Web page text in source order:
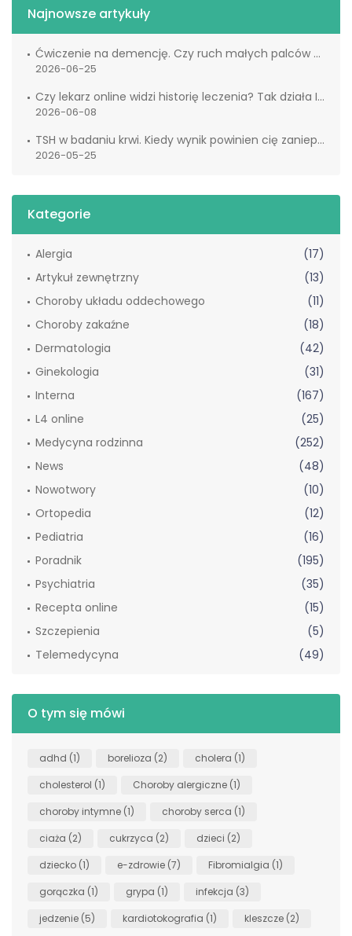
Najnowsze artykuły
Ćwiczenie na demencję. Czy ruch małych palców naprawdę wspiera mózg?
2026-06-25
Czy lekarz online widzi historię leczenia? Tak działa IKP
2026-06-08
TSH w badaniu krwi. Kiedy wynik powinien cię zaniepokoić?
2026-05-25
Kategorie
Alergia
(17)
Artykuł zewnętrzny
(13)
Choroby układu oddechowego
(11)
Choroby zakaźne
(18)
Dermatologia
(42)
Ginekologia
(31)
Interna
(167)
L4 online
(25)
Medycyna rodzinna
(252)
News
(48)
Nowotwory
(10)
Ortopedia
(12)
Pediatria
(16)
Poradnik
(195)
Psychiatria
(35)
Recepta online
(15)
Szczepienia
(5)
Telemedycyna
(49)
O tym się mówi
adhd (1) borelioza (2) cholera (1)
cholesterol (1) Choroby alergiczne (1)
choroby intymne (1) choroby serca (1)
ciaża (2) cukrzyca (2) dzieci (2)
dziecko (1) e-zdrowie (7) Fibromialgia (1)
gorączka (1) grypa (1) infekcja (3)
jedzenie (5) kardiotokografia (1) kleszcze (2)